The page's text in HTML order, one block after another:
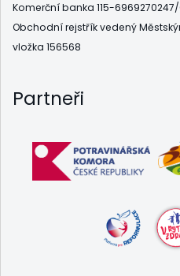
Komerční banka 115-6969270247/
Obchodní rejstřík vedený
vložka 156568
Partneři